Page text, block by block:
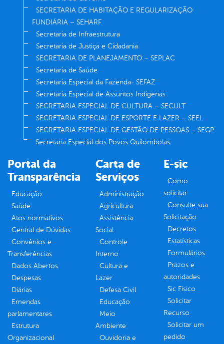
SECRETARIA DE HABITAÇÃO E REGULARIZAÇÃO
FUNDIÁRIA – SEHARF
Secretaria de Infraestrutura
Secretaria de Justiça e Cidadania
SECRETARIA DE PLANEJAMENTO – SEPLAC
Secretaria de Saúde
Secretaria Especial da Fazenda- SEFAZ
Secretaria Especial de Assuntos Indígenas
SECRETARIA ESPECIAL DE CULTURA – SECULT
SECRETARIA ESPECIAL DE ESPORTE E LAZER – SEEL
SECRETARIA ESPECIAL DE GESTÃO DE PESSOAS – SEGP
Secretaria Especial dos Povos Quilombolas
Portal da
Transparência
Educação
Saúde
Atos normativos
Central de Dúvidas
Convênios e
Transferências
Dados Abertos
Despesas
Diárias
Emendas
parlamentares
Estrutura
Organizacional
Carta de
Serviços
Administração
Agricultura
Assistência
Social
Controle
Interno
Cultura e
Lazer
Defesa Civil
Educação
Meio
Ambiente
Ouvidoria e
E-sic
Como
solicitar
Consulte sua
Solicitação
Decretos
Estatísticas
Formulários
Prazos e
autoridades
Sic Físico
Solicitar
Recurso
Solicitar um
pedido